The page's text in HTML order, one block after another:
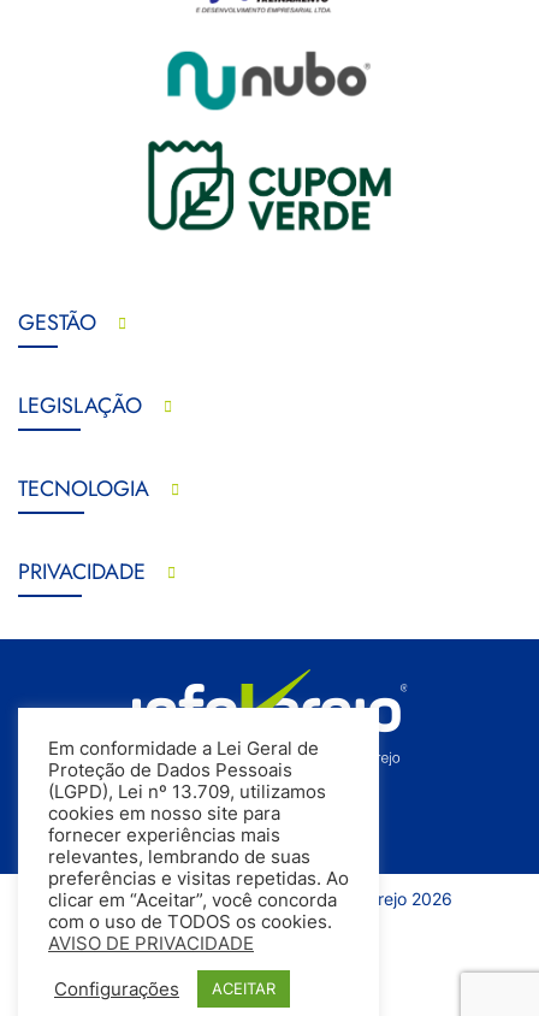
GESTÃO
LEGISLAÇÃO
TECNOLOGIA
PRIVACIDADE
Todos os direitos reservados | InfoVarejo 2026
Em conformidade a Lei Geral de
Proteção de Dados Pessoais
(LGPD), Lei nº 13.709, utilizamos
cookies em nosso site para
fornecer experiências mais
relevantes, lembrando de suas
preferências e visitas repetidas. Ao
clicar em “Aceitar”, você concorda
com o uso de TODOS os cookies.
AVISO DE PRIVACIDADE
Configurações ACEITAR